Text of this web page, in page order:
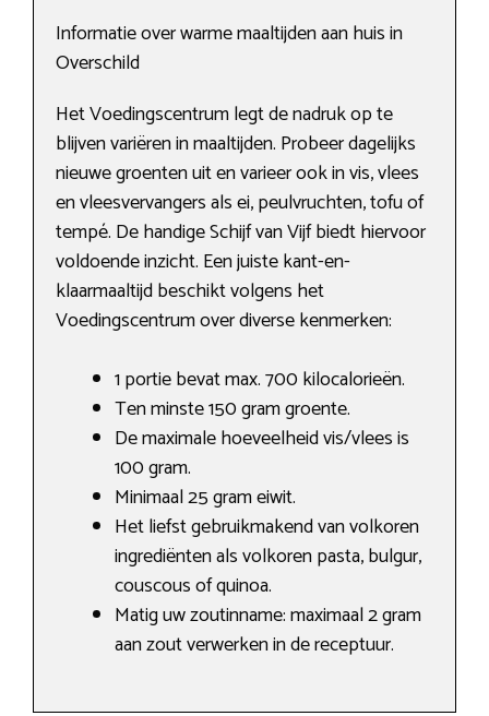
Informatie over warme maaltijden aan huis in
Overschild
Het Voedingscentrum legt de nadruk op te
blijven variëren in maaltijden. Probeer dagelijks
nieuwe groenten uit en varieer ook in vis, vlees
en vleesvervangers als ei, peulvruchten, tofu of
tempé. De handige Schijf van Vijf biedt hiervoor
voldoende inzicht. Een juiste kant-en-
klaarmaaltijd beschikt volgens het
Voedingscentrum over diverse kenmerken:
1 portie bevat max. 700 kilocalorieën.
Ten minste 150 gram groente.
De maximale hoeveelheid vis/vlees is
100 gram.
Minimaal 25 gram eiwit.
Het liefst gebruikmakend van volkoren
ingrediënten als volkoren pasta, bulgur,
couscous of quinoa.
Matig uw zoutinname: maximaal 2 gram
aan zout verwerken in de receptuur.